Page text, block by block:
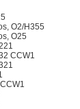
O2/H355
O25
CCW1